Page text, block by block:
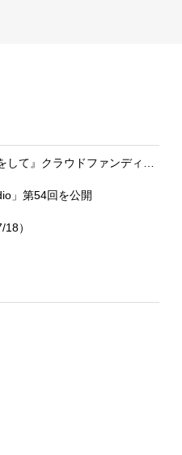
【あと1ヶ月】新アルバム『息をして』クラウドファンディング
」第54回を公開
）